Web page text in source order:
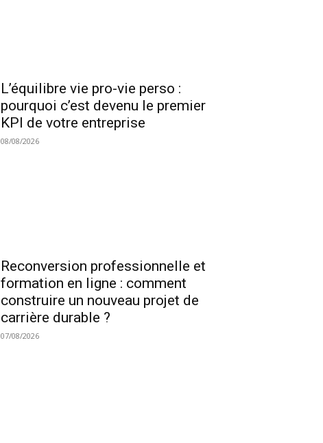
L’équilibre vie pro-vie perso :
pourquoi c’est devenu le premier
KPI de votre entreprise
08/08/2026
Reconversion professionnelle et
formation en ligne : comment
construire un nouveau projet de
carrière durable ?
07/08/2026